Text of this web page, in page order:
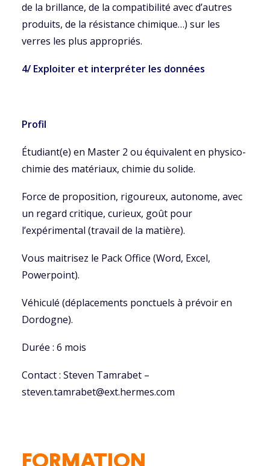
de la brillance, de la compatibilité avec d’autres
produits, de la résistance chimique…) sur les
verres les plus appropriés.
4/ Exploiter et interpréter les données
Profil
Étudiant(e) en Master 2 ou équivalent en physico-
chimie des matériaux, chimie du solide.
Force de proposition, rigoureux, autonome, avec
un regard critique, curieux, goût pour
l’expérimental (travail de la matière).
Vous maitrisez le Pack Office (Word, Excel,
Powerpoint).
Véhiculé (déplacements ponctuels à prévoir en
Dordogne).
Durée : 6 mois
Contact : Steven Tamrabet –
steven.tamrabet@ext.hermes.com